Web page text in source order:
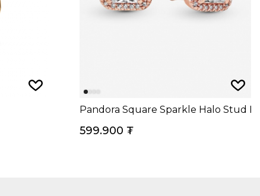
Pandora Square Sparkle Halo Stud
599.900 ₮